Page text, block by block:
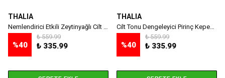
THALIA
Nemlendirici Etkili Zeytinyağlı Cilt Bakım Kremi - 250 ml
%40
₺ 559.99
₺ 335.99
THALIA
Cilt Tonu Dengeleyici Pirinç Kepeği Yağlı Cilt Bakım Kremi - 250 ml
%40
₺ 559.99
₺ 335.99